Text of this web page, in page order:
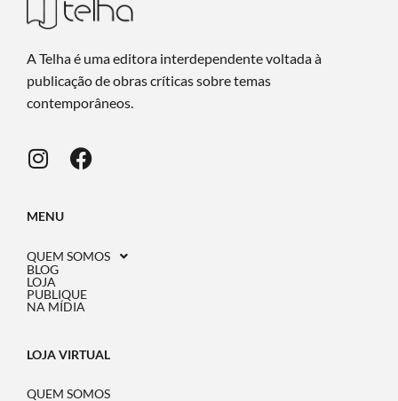
A Telha é uma editora interdependente voltada à
publicação de obras críticas sobre temas
contemporâneos.
MENU
QUEM SOMOS
BLOG
LOJA
PUBLIQUE
NA MÍDIA
LOJA VIRTUAL
QUEM SOMOS